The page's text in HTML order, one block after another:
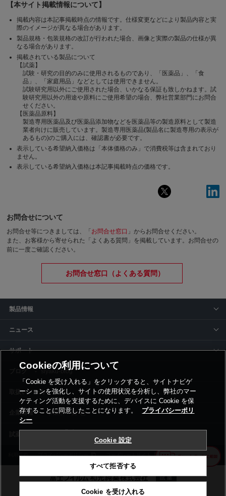
【本サイト掲載情報について】
掲載内容は本記事掲載時点の情報です。仕様変更などにより製品内容と実
際のイメージが異なる場合があります。
製品規格・包装規格の改訂が行われた場合、画像と実際の製品の仕様が異
なる場合があります。
掲載されている製品について
【試薬】
試験・研究の目的のみに使用されるものであり、「医薬品」、「食
品」、「家庭用品」などとしては使用できません。
試験研究用以外にご使用された場合、いかなる保証も致しかねます。試
験研究用以外の用途や原料にご使用希望の場合、弊社営業部門にお問合
せください。
【医薬品原料】
製造専用医薬品及び医薬品添加物などを医薬品等の製造原料として製造
業者向けに販売しています。製造専用医薬品(製品名に製造専用の表示が
あるもの)のご購入には、確認書が必要です。
表示している希望納入価格は「本体価格のみ」で消費税等は含まれており
ません。
表示している希望納入価格は本記事掲載時点の価格です。
お問合せについて
お問合せ等につきましては、「 お問合せ窓口 」からお問合せください。
また、お客様から寄せられた「よくある質問」を掲載しています。お問合せの
前に一度ご確認ください。
お問合せ窓口（よくある質問）
製品情報
ニュース
サポート
siyaku-blog
取扱いメーカー
事業所一覧
利用規約 プライバシーポリシー コーポレートサイト Cookie設定
Cookieの利用について
「Cookie を受け入れる」をクリックすると、サイトナビゲ
ーションを強化し、サイトの使用状況を分析し、弊社のマー
ケティング活動を支援するために、デバイスに Cookie を保
存することに同意したことになります。
プライバシーポリ
シー
Cookie 設定
すべて拒否する
Cookie を受け入れる